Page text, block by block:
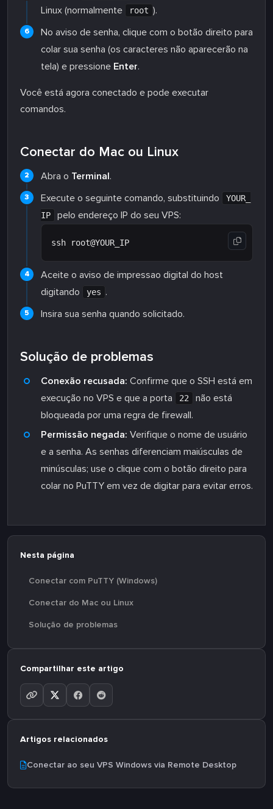
Linux (normalmente
root ).
No aviso de senha, clique com o botão direito para
colar sua senha (os caracteres não aparecerão na
tela) e pressione Enter.
Você está agora conectado e pode executar
comandos.
Conectar do Mac ou Linux
Abra o Terminal.
Execute o seguinte comando, substituindo
YOUR_
IP
pelo endereço IP do seu VPS:
Aceite o aviso de impressao digital do host
digitando
yes .
Insira sua senha quando solicitado.
Solução de problemas
Conexão recusada: Confirme que o SSH está em
execução no VPS e que a porta
22
não está
bloqueada por uma regra de firewall.
Permissão negada: Verifique o nome de usuário
e a senha. As senhas diferenciam maiúsculas de
minúsculas; use o clique com o botão direito para
colar no PuTTY em vez de digitar para evitar erros.
Nesta página
Conectar com PuTTY (Windows)
Conectar do Mac ou Linux
Solução de problemas
Compartilhar este artigo
Artigos relacionados
Conectar ao seu VPS Windows via Remote Desktop